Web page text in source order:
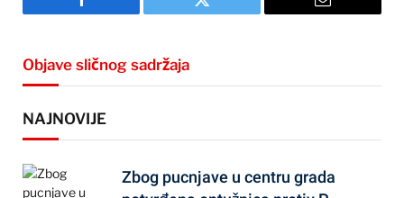
Facebook Twitter Email
Objave sličnog sadržaja
NAJNOVIJE
Zbog pucnjave u centru grada